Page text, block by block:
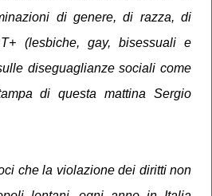
di genere, di razza, di
(lesbiche, gay, bisessuali e
diseguaglianze sociali come
di questa mattina Sergio
che la violazione dei diritti non